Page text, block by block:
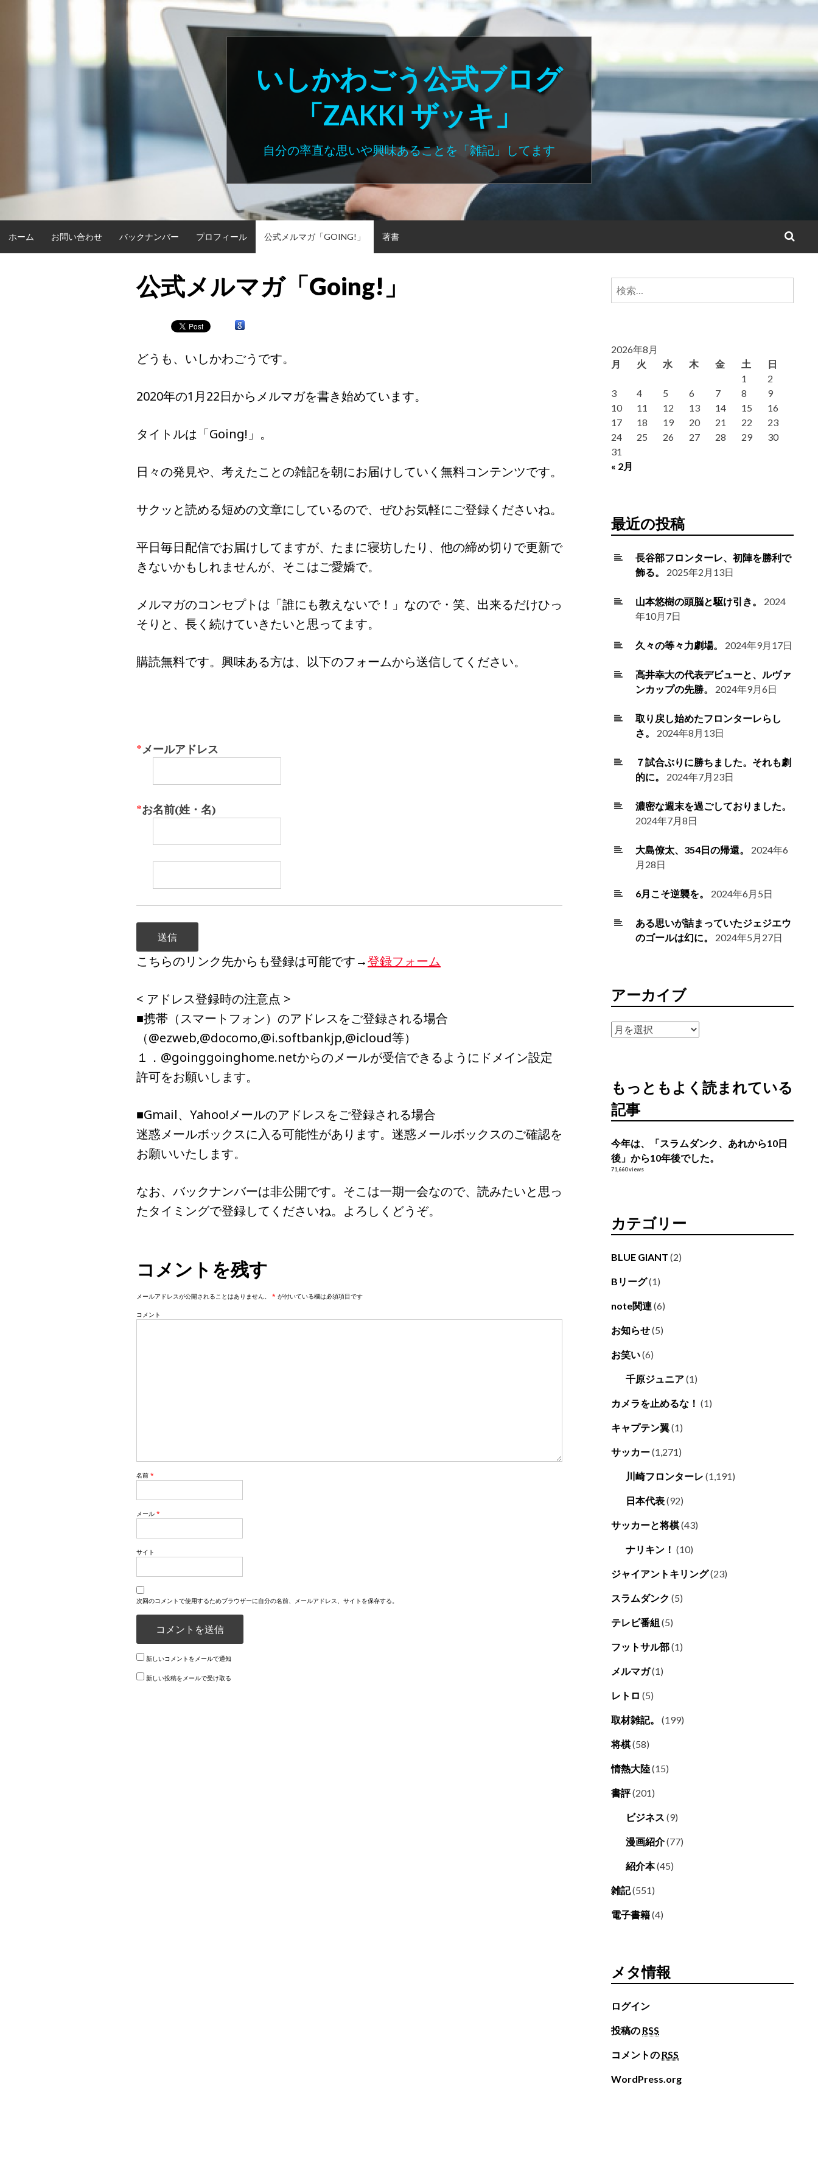
いしかわごう公式ブログ
「ZAKKI ザッキ」
自分の率直な思いや興味あることを「雑記」してます
ホーム お問い合わせ バックナンバー プロフィール 公式メルマガ「GOING!」 著書
公式メルマガ「Going!」
どうも、いしかわごうです。
2020年の1月22日からメルマガを書き始めています。
タイトルは「Going!」。
日々の発見や、考えたことの雑記を朝にお届けしていく無料コンテンツです。
サクッと読める短めの文章にしているので、ぜひお気軽にご登録くださいね。
平日毎日配信でお届けしてますが、たまに寝坊したり、他の締め切りで更新で
きないかもしれませんが、そこはご愛嬌で。
メルマガのコンセプトは「誰にも教えないで！」なので・笑、出来るだけひっ
そりと、長く続けていきたいと思ってます。
購読無料です。興味ある方は、以下のフォームから送信してください。
*メールアドレス
*お名前(姓・名)
こちらのリンク先からも登録は可能です→登録フォーム
< アドレス登録時の注意点 >
■携帯（スマートフォン）のアドレスをご登録される場合
（@ezweb,@docomo,@i.softbankjp,@icloud等）
１．@goinggoinghome.netからのメールが受信できるようにドメイン設定
許可をお願いします。
■Gmail、Yahoo!メールのアドレスをご登録される場合
迷惑メールボックスに入る可能性があります。迷惑メールボックスのご確認を
お願いいたします。
なお、バックナンバーは非公開です。そこは一期一会なので、読みたいと思っ
たタイミングで登録してくださいね。よろしくどうぞ。
コメントを残す
メールアドレスが公開されることはありません。 * が付いている欄は必須項目です
コメント
名前 *
メール *
サイト
次回のコメントで使用するためブラウザーに自分の名前、メールアドレス、サイトを保存する。
新しいコメントをメールで通知
新しい投稿をメールで受け取る
検
2026年8月
月
火 水 木 金 土 日
« 2月
1
2
3
4 5 6 7 8
9
10
11 12 13 14 15
16
17
18 19 20 21 22
23
24
25 26 27 28 29
30
31
最近の投稿
長谷部フロンターレ、初陣を勝利で
飾る。
2025年2月13日
山本悠樹の頭脳と駆け引き。
2024
年10月7日
久々の等々力劇場。 2024年9月17日
高井幸大の代表デビューと、ルヴァ
ンカップの先勝。
2024年9月6日
取り戻し始めたフロンターレらし
さ。
2024年8月13日
７試合ぶりに勝ちました。それも劇
的に。
2024年7月23日
濃密な週末を過ごしておりました。
2024年7月8日
大島僚太、354日の帰還。
2024年6
月28日
6月こそ逆襲を。 2024年6月5日
ある思いが詰まっていたジェジエウ
のゴールは幻に。
2024年5月27日
アーカイブ
ア
ブ
もっともよく読まれている
記事
今年は、「スラムダンク、あれから10日
後」から10年後でした。
71,660 views
カテゴリー
BLUE GIANT (2)
Bリーグ(1)
note関連(6)
お知らせ(5)
お笑い(6)
千原ジュニア(1)
カメラを止めるな！ (1)
キャプテン翼(1)
サッカー(1,271)
川崎フロンターレ (1,191)
日本代表(92)
サッカーと将棋(43)
ナリキン！ (10)
ジャイアントキリング(23)
スラムダンク (5)
テレビ番組 (5)
フットサル部(1)
メルマガ(1)
レトロ (5)
取材雑記。 (199)
将棋(58)
情熱大陸(15)
書評(201)
ビジネス (9)
漫画紹介(77)
紹介本(45)
雑記(551)
電子書籍(4)
メタ情報
ログイン
投稿の RSS
コメントの RSS
WordPress.org